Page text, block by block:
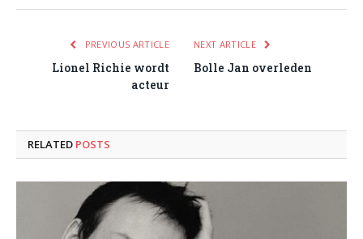
PREVIOUS ARTICLE
Lionel Richie wordt
acteur
NEXT ARTICLE
Bolle Jan overleden
RELATED POSTS